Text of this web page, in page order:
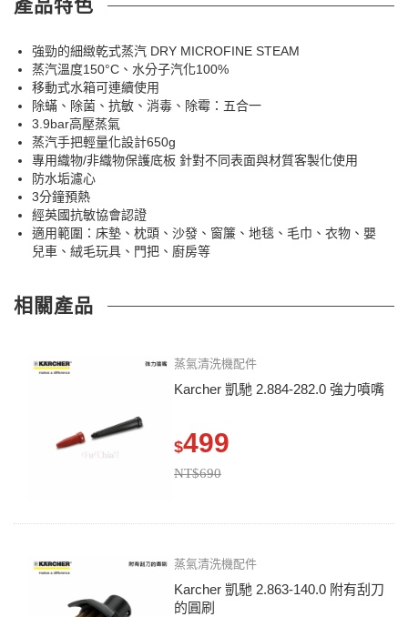
產品特色
強勁的細緻乾式蒸汽 DRY MICROFINE STEAM
蒸汽溫度150°C、水分子汽化100%
移動式水箱可連續使用
除蟎、除菌、抗敏、消毒、除霉：五合一
3.9bar高壓蒸氣
蒸汽手把輕量化設計650g
專用織物/非織物保護底板 針對不同表面與材質客製化使用
防水垢濾心
3分鐘預熱
經英國抗敏協會認證
適用範圍：床墊、枕頭、沙發、窗簾、地毯、毛巾、衣物、嬰
兒車、絨毛玩具、門把、廚房等
相關產品
蒸氣清洗機配件
Karcher 凱馳 2.884-282.0 強力噴嘴
$499
NT$690
蒸氣清洗機配件
Karcher 凱馳 2.863-140.0 附有刮刀
的圓刷